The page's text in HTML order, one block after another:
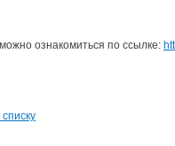
ознакомиться по ссылке: